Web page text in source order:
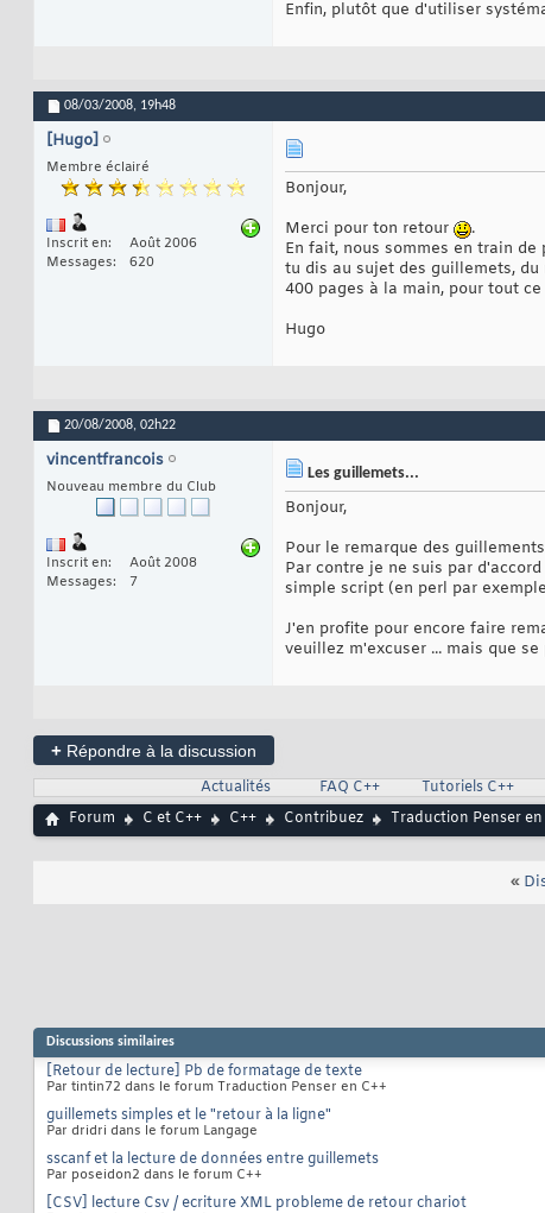
Enfin, plutôt que d'utiliser
08/03/2008, 19h48
[Hugo]
Membre éclairé
Inscrit en
Août 2006
Messages
620
Bonjour,
Merci pour ton retour
.
En fait, nous sommes en train
tu dis au sujet des guillemets,
400 pages à la main, pour tout
Hugo
20/08/2008, 02h22
vincentfrancois
Nouveau membre du Club
Inscrit en
Août 2008
Messages
7
Les guillemets...
Bonjour,
Pour le remarque des
Par contre je ne suis par
simple script (en perl par
J'en profite pour encore faire
veuillez m'excuser ... mais que
+ Répondre à la discussion
Actualités
FAQ C++ Tutoriels C++
Forum
C et C++ C++ Contribuez Traduction Penser en
«
Discussions similaires
[Retour de lecture] Pb de formatage de texte
Par tintin72 dans le forum Traduction Penser en C++
guillemets simples et le "retour à la ligne"
Par dridri dans le forum Langage
sscanf et la lecture de données entre guillemets
Par poseidon2 dans le forum C++
[CSV] lecture Csv / ecriture XML probleme de retour chariot